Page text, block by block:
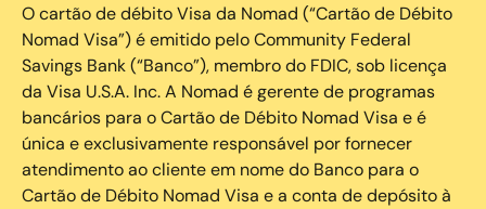
O cartão de débito Visa da Nomad (“Cartão de Débito
Nomad Visa”) é emitido pelo Community Federal
Savings Bank (“Banco”), membro do FDIC, sob licença
da Visa U.S.A. Inc. A Nomad é gerente de programas
bancários para o Cartão de Débito Nomad Visa e é
única e exclusivamente responsável por fornecer
atendimento ao cliente em nome do Banco para o
Cartão de Débito Nomad Visa e a conta de depósito à